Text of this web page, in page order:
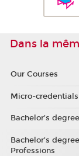
Dans la
Our Courses
Micro-credentials
Bachelor’s
Bachelor’s
Professions